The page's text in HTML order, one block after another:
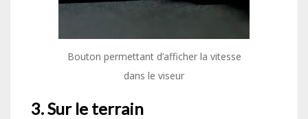
Bouton permettant d’afficher la vitesse
dans le viseur
3. Sur le terrain